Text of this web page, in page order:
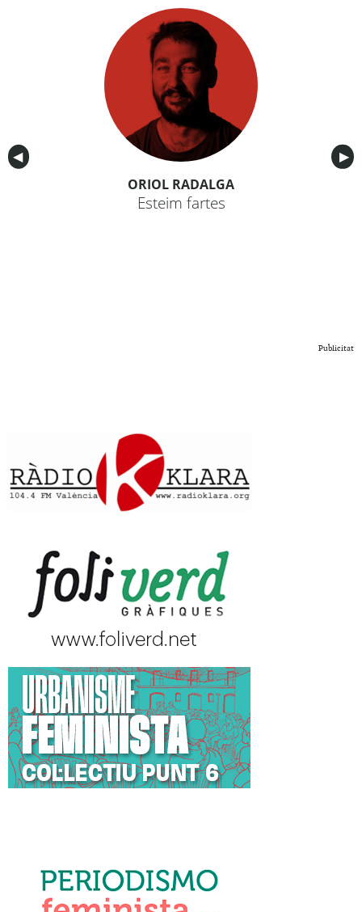
Anterior
◀︎ ▶︎
ORIOL RADALGA
Esteim fartes
Publicitat